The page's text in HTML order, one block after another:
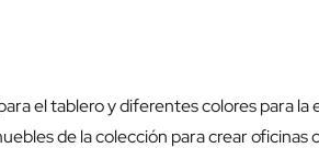
el tablero y diferentes colores para
de la colección para crear